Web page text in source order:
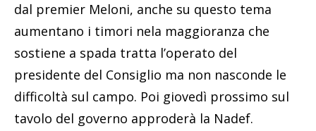
dal premier Meloni, anche su questo tema
aumentano i timori nela maggioranza che
sostiene a spada tratta l’operato del
presidente del Consiglio ma non nasconde le
difficoltà sul campo. Poi giovedì prossimo sul
tavolo del governo approderà la Nadef.